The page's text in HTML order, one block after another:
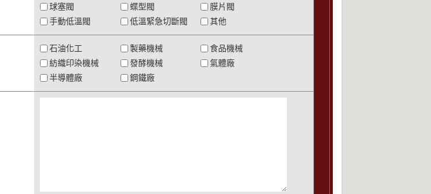
球塞閥
蝶型閥
膜片閥
手動低溫閥
低溫緊急切斷閥 其他
石油化工 製藥機械
食品機械
紡織印染機械
發酵機械
氣體廠
半導體廠
鋼鐵廠